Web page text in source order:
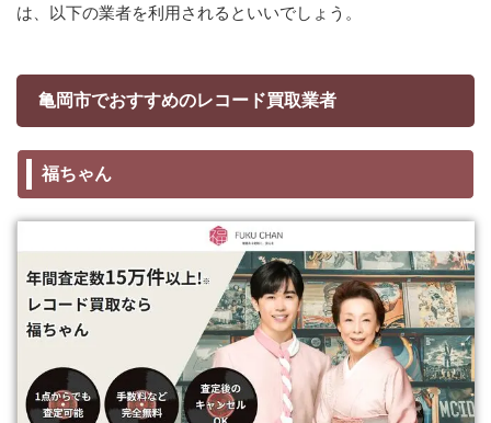
は、以下の業者を利用されるといいでしょう。
亀岡市でおすすめのレコード買取業者
福ちゃん